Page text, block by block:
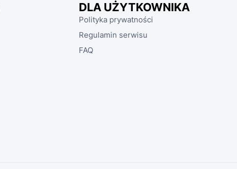
DLA UŻYTKOWNIKA
Polityka prywatności
Regulamin serwisu
FAQ